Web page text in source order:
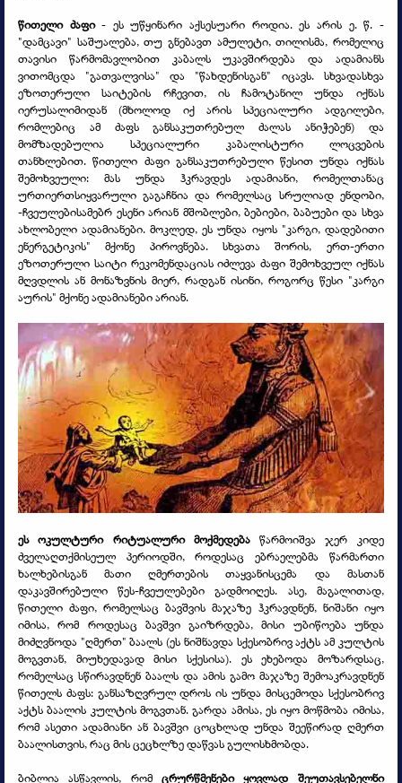
წითელი ძაფი - ეს უწყინარი აქსესუარი როდია. ეს არის ე. წ. -
"დამცავი" საშუალება, თუ გნებავთ ამულეტი, თილისმა, რომელიც
თავისი წარმომავლობით კაბალს უკავშირდება და ადამიანს
ვითომცდა "გათვალვისა" და "წახდენისგან" იცავს. სხვადასხვა
ეზოთერული საიტების რჩევით, ის ჩამოტანილ უნდა იქნას
იერუსალიმიდან (მხოლოდ იქ არის სპეციალური ადგილები,
რომლებიც ამ ძაფს განსაკუთრებულ ძალას ანიჭებენ) და
მომზადებულია სპეციალური კაბალისტური ლოცვების
თანხლებით. წითელი ძაფი განსაკუთრებული წესით უნდა იქნას
შემოხვეული: მას უნდა ჰკრავდეს ადამიანი, რომელთანაც
ურთიერთსიყვარული გაგაჩნია და რომელსაც სრულიად ენდობი,
-ჩვეულებისამებრ ესენი არიან მშობლები, ბებიები, ბაბუები და სხვა
ახლობელი ადამიანები. მოკლედ, ეს უნდა იყოს "კარგი, დადებითი
ენერგეტიკის" მქონე პიროვნება. სხვათა შორის, ერთ-ერთი
ეზოთერული საიტი რეკომენდაციას იძლევა ძაფი შემოხვეულ იქნას
მღვდლის ან მონაზვნის მიერ, რადგან ისინი, როგორც წესი "კარგი
აურის" მქონე ადამიანები არიან.
ეს ოკულტური რიტუალური მოქმედება წარმოიშვა ჯერ კიდე
ძველაღთქმისეულ პერიოდში, როდესაც ებრაელებმა წარმართი
ხალხებისგან მათი ღმერთების თაყვანისცემა და მასთან
დაკავშირებული წეს-ჩვეულებები გადმოიღეს. ასე, მაგალითად,
წითელი ძაფი, რომელსაც ბავშვის მაჯაზე ჰკრავდნენ, ნიშანი იყო
იმისა, რომ როდესაც ბავშვი გაიზრდება, მისი უბიწოება უნდა
მიძღვნოდა "ღმერთ" ბაალს (ეს ნიშნავდა სქესობრივ აქტს ამ კულტის
მოგვთან, მიუხედავად მისი სქესისა). ეს ეხებოდა მოზარდსაც,
რომელსაც სწირავდნენ ბაალს და ამის გამო მაჯაზე შემოაკრავდნენ
წითელს ძაფს: განსაზღვრულ დროს ის უნდა მისცემოდა სქესობრივ
აქტს ბაალის კულტის მოგვთან. გარდა ამისა, ეს იყო მოწმობა იმისა,
რომ ასეთი ადამიანი ან ბავშვი ცოცხლად უნდა შეეწირად ღმერთ
ბაალისთვის, რაც მის ცეცხლზე დაწვას გულისხმობდა.
ბიბლია ასწავლის, რომ ცრურწმენები ყოვლად შეუთავსებელნი